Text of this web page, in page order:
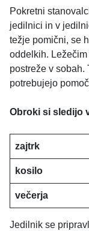
Pokretni
jedilnici in v
težje pomični, se
oddelkih.
postreže v sobah.
potrebujejo
Obroki si sledijo
zajtrk
kosilo
večerja
Jedilnik se